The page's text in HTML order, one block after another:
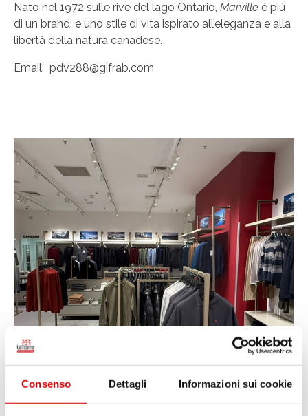
Consenso Dettagli Informazioni sui cookie
EVENTI
SERVIZI
IL TUO BUSINESS AL CENTRO
Nato nel 1972 sulle rive del lago Ontario, Marville è più
di un brand: è uno stile di vita ispirato all’eleganza e alla
libertà della natura canadese.
Email: pdv288@gifrab.com